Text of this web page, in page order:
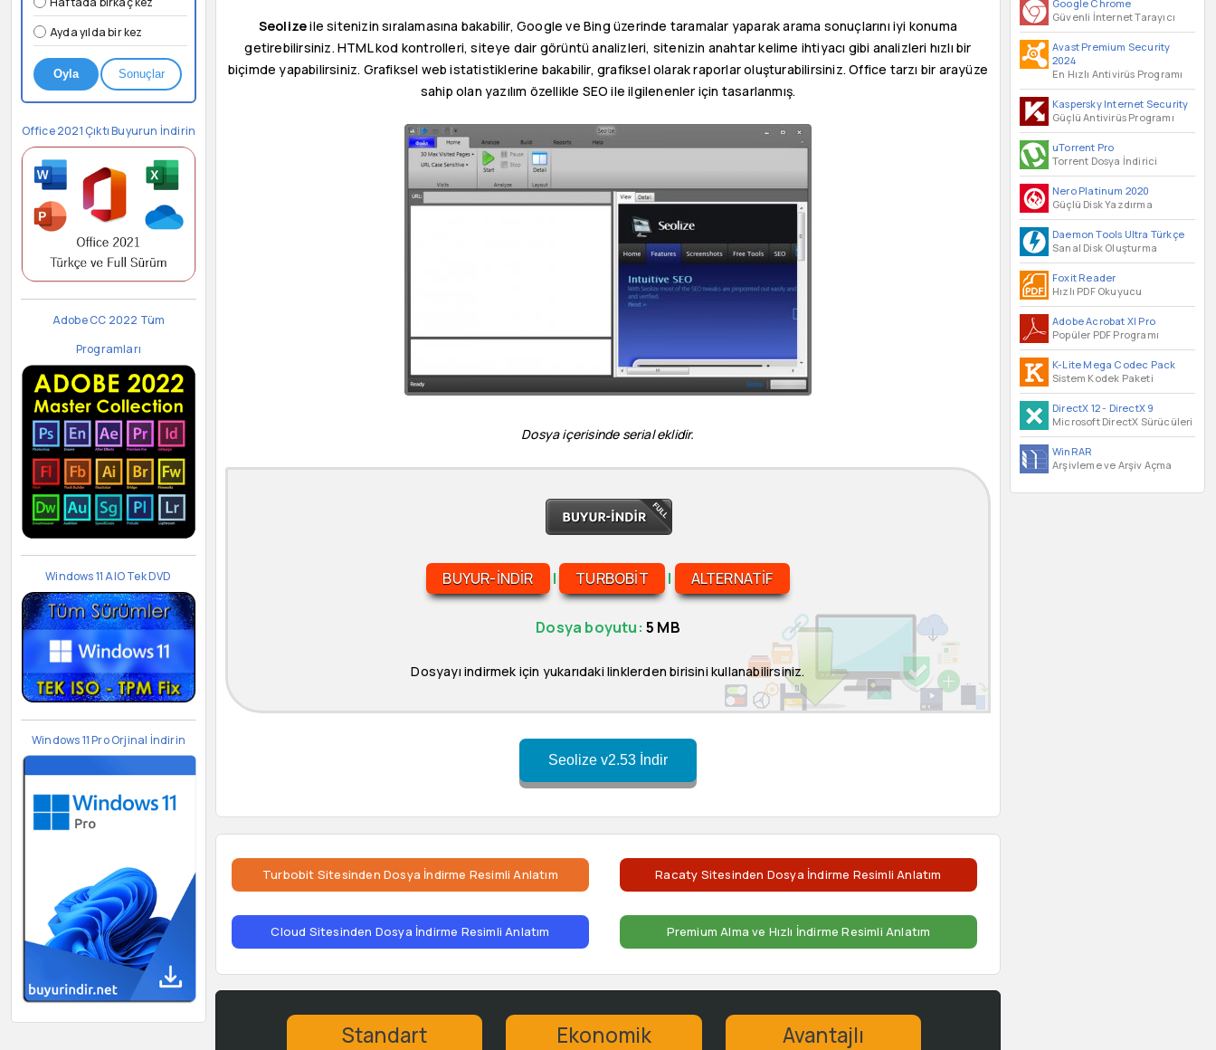
Google Chrome
Güvenli İnternet Tarayıcı
Avast Premium Security
2024
En Hızlı Antivirüs Programı
Kaspersky Internet Security
Güçlü Antivirüs Programı
uTorrent Pro
Torrent Dosya İndirici
Nero Platinum 2020
Güçlü Disk Yazdırma
Daemon Tools Ultra Türkçe
Sanal Disk Oluşturma
Foxit Reader
Hızlı PDF Okuyucu
Adobe Acrobat XI Pro
Popüler PDF Programı
K-Lite Mega Codec Pack
Sistem Kodek Paketi
DirectX 12- DirectX 9
Microsoft DirectX Sürücüleri
WinRAR
Arşivleme ve Arşiv Açma
Ayda yılda bir kez
Oyla Sonuçlar
Office 2021 Çıktı Buyurun İndirin
Adobe CC 2022 Tüm
Programları
Windows 11 AIO Tek DVD
Windows 11 Pro Orjinal İndirin
Seolizeile sitenizin sıralamasına bakabilir, Google ve Bing üzerinde taramalar yaparak arama sonuçlarını iyi konuma
getirebilirsiniz. HTML kod kontrolleri, siteye dair görüntü analizleri, sitenizin anahtar kelime ihtiyacı gibi analizleri hızlı bir
biçimde yapabilirsiniz. Grafiksel web istatistiklerine bakabilir, grafiksel olarak raporlar oluşturabilirsiniz. Office tarzı bir arayüze
sahip olan yazılım özellikle SEO ile ilgilenenler için tasarlanmış.
Dosya içerisinde serial eklidir.
BUYUR-INDIR | TURBOBIT | ALTERNATIF
Dosya boyutu: 5 MB
Dosyayı indirmek için yukarıdaki linklerden birisini kullanabilirsiniz.
Seolize v2.53 İndir
Turbobit Sitesinden Dosya İndirme Resimli Anlatım Racaty Sitesinden Dosya İndirme Resimli Anlatım
Cloud Sitesinden Dosya İndirme Resimli Anlatım Premium Alma ve Hızlı İndirme Resimli Anlatım
Standart Ekonomik Avantajlı